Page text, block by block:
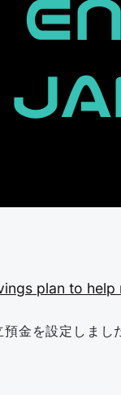
plan to help
金を設定しまし